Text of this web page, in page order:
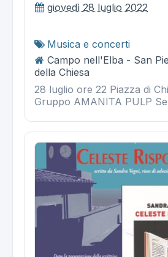
giovedì 28 luglio 2022
Musica e concerti
Campo nell'Elba - San
della Chiesa
28 luglio ore 22 Piazza di
Gruppo AMANITA PULP